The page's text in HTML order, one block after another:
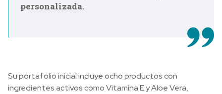
personalizada.
Su portafolio inicial incluye ocho productos con
ingredientes activos como Vitamina E y Aloe Vera,